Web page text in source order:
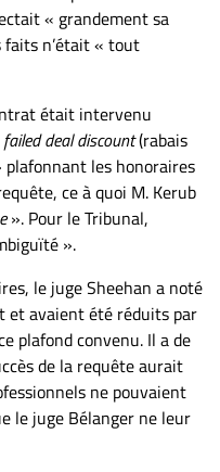
« grandement sa
faits n’était « tout
était intervenu
failed deal discount(rabais
plafonnant les honoraires
ce à quoi M. Kerub
». Pour le Tribunal,
».
le juge Sheehan a noté
et avaient été réduits par
plafond convenu. Il a de
de la requête aurait
ne pouvaient
le juge Bélanger ne leur